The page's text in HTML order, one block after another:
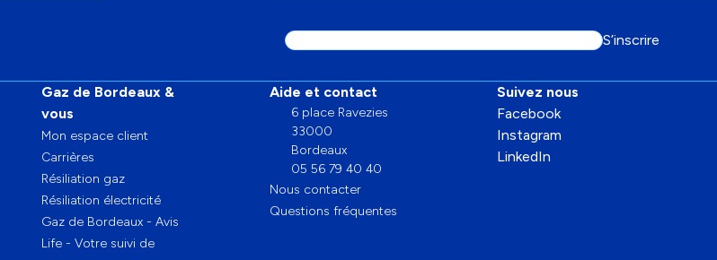
Adresse
S’inscrire
Gaz de Bordeaux &
vous
Mon espace client
Carrières
Résiliation gaz
Résiliation électricité
Gaz de Bordeaux - Avis
Life - Votre suivi de
Aide et contact
6 place Ravezies
33000
Bordeaux
05 56 79 40 40
Nous contacter
Questions fréquentes
Suivez nous
Facebook
Instagram
LinkedIn